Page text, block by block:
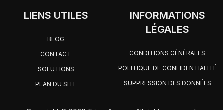
LIENS UTILES
BLOG
CONTACT
SOLUTIONS
PLAN DU SITE
INFORMATIONS
LÉGALES
CONDITIONS GÉNÉRALES
POLITIQUE DE CONFIDENTIALITÉ
SUPPRESSION DES DONNÉES